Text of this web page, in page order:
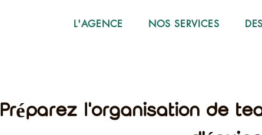
L'AGENCE NOS SERVICES
Préparez l'organisation de